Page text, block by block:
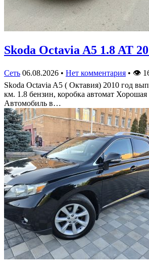
Skoda Octavia A5 1.8 AT
Сеть 06.08.2026 • Нет комментария • 👁
Skoda Octavia A5 ( Октавия) 2010 год
км. 1.8 бензин, коробка автомат
Автомобиль в…